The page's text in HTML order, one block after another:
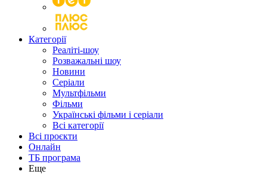
Категорії
Реаліті-шоу
Розважальні шоу
Новини
Серіали
Мультфільми
Фільми
Українські фільми і серіали
Всі категорії
Всі проєкти
Онлайн
ТБ програма
Еще